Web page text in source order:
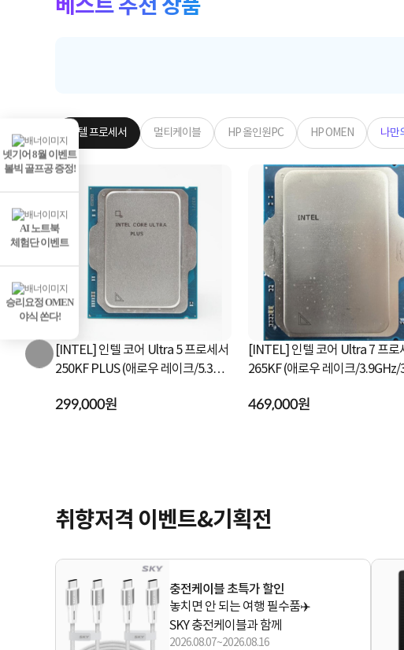
넷기어 8월 이벤트
볼빅 골프공 증정!
AI 노트북
체험단 이벤트
승리요정 OMEN
야식 쏜다!
베스트 추천 상품
인텔 프로세서 멀티케이블 HP 올인원PC HP OMEN 나만
프로세서
크/5.3GH
[INTEL] 인텔 코어 Ultra 5 프로세서
250KF PLUS (애로우 레이크/5.3GH
299,000원
[INTEL] 인텔 코어 Ultra 7 프로
265KF (애로우 레이크/3.9GHz/30M
469,000원
취향저격 이벤트&기획전
충전케이블 초특가 할인
놓치면 안 되는 여행 필수품✈️
SKY 충전케이블과 함께
2026.08.07~2026.08.16